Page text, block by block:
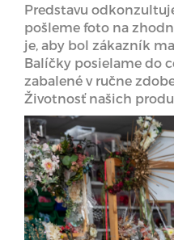
Predstavu
pošleme foto na
je, aby bol zákazník
Balíčky posielame do
zabalené v ručne
Životnosť našich